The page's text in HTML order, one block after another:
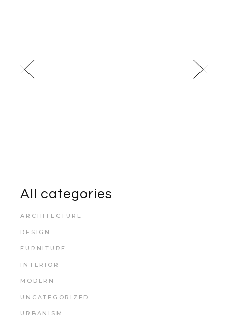
All categories
ARCHITECTURE
DESIGN
FURNITURE
INTERIOR
MODERN
UNCATEGORIZED
URBANISM